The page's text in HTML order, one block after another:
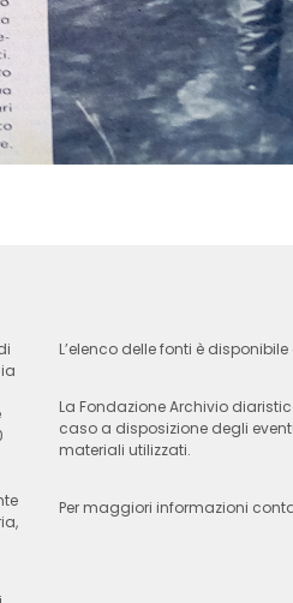
L’elenco delle fonti è
La Fondazione Archivio
caso a disposizione degli
materiali utilizzati.
Per maggiori informazioni